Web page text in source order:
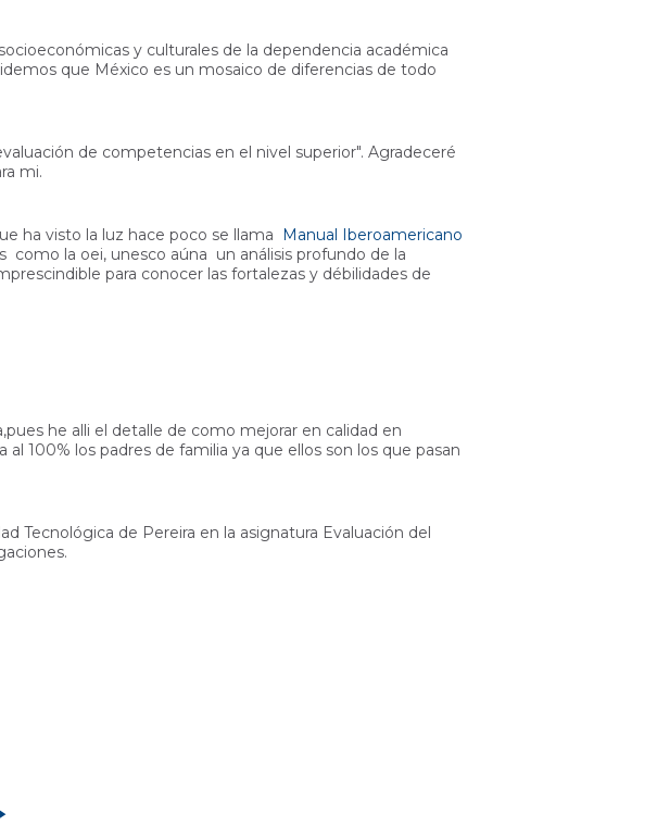
y culturales de la dependencia académica
que México es un mosaico de diferencias de todo
de competencias en el nivel superior". Agradeceré
mi.
ha visto la luz hace poco se llama
Manual Iberoamericano
como la oei, unesco aúna un análisis profundo de la
para conocer las fortalezas y débilidades de
he alli el detalle de como mejorar en calidad en
100% los padres de familia ya que ellos son los que pasan
Tecnológica de Pereira en la asignatura Evaluación del